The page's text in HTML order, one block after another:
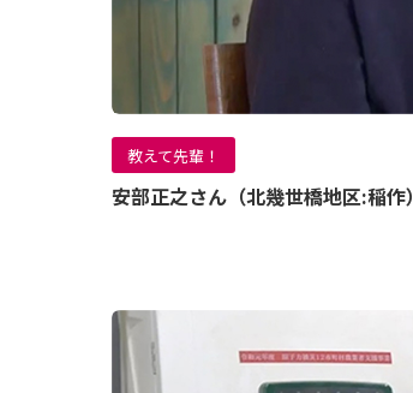
教えて先輩！
安部正之さん（北幾世橋地区:稲作）